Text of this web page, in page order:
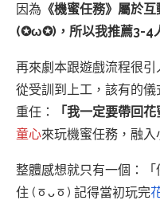
因為 《機蜜任務》屬於
(✪ω✪)，所以我推薦3-4
再來劇本跟遊戲流程很
從受訓到上工，該有的
重任：
「我一定要帶回花
童心來玩機蜜任務，融入
整體感想就只有一個：
住 (ㆆᴗㆆ) 記得當初玩完